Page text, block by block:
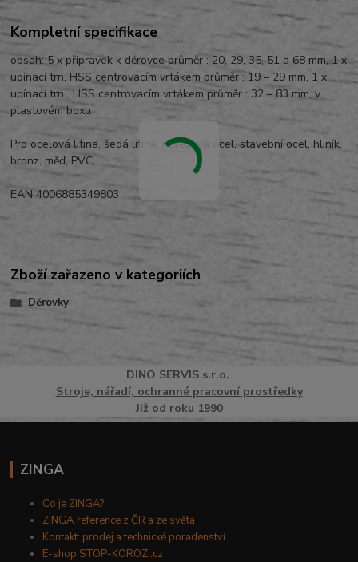
Kompletní specifikace
obsah: 5 x připravek k děrovce průměr : 20, 29, 35, 51 a 68 mm, 1 x
upínací trn, HSS centrovacím vrtákem průměr : 19 – 29 mm, 1 x
upínací trn , HSS centrovacím vrtákem průměr : 32 – 83 mm, v
plastovém boxu
Pro ocelová litina, šedá litina, nerezová ocel, stavební ocel, hliník,
bronz, měď, PVC,
EAN 4006885349803
Zboží zařazeno v kategoriích
Děrovky
DINO SERVISs.r.o.
Stroje, nářadí, ochranné pracovní prostředky
Již od roku 1990
ZINGA
Co je ZINGA?
ZINGA reference z ČR a ze světa
Kontakt: prodej a technické poradenství
E-shop STOP-KOROZI.cz